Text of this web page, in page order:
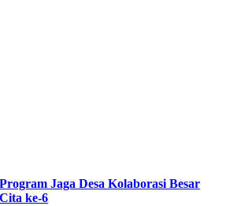
Jaga Desa Kolaborasi Besar
ke-6